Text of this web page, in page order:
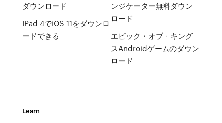
ダウンロード
IPad 4でiOS 11をダウンロ
ードできる
ンジケーター無料ダウン
ロード
エピック・オブ・キング
スAndroidゲームのダウン
ロード
Learn